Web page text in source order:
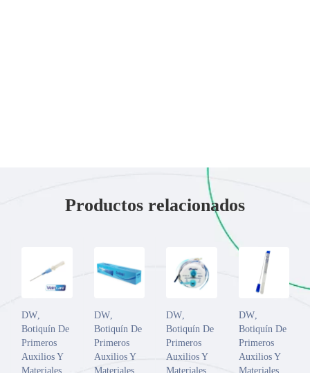
Productos relacionados
DW
Botiquín De
Primeros
Auxilios Y
Materiales
DW,
Botiquín De
Primeros
Auxilios Y
Materiales
DW
Botiquín De
Primeros
Auxilios Y
Materiales
DW,
Botiquín De
Primeros
Auxilios Y
Materiales